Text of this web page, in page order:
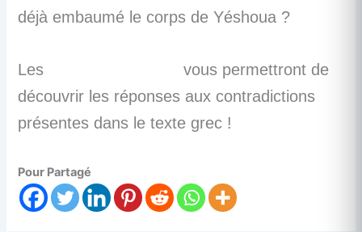
déjà embaumé le corps de Yéshoua ?
Les
vous permettront de
découvrir les réponses aux contradictions
présentes dans le texte grec !
Pour Partagé